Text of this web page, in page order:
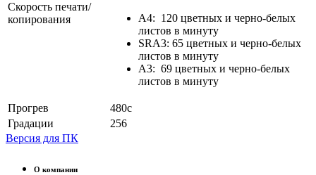
Скорость печати/
копирования
A4: 120 цветных и черно-белых
листов в минуту
SRA3: 65 цветных и черно-белых
листов в минуту
А3: 69 цветных и черно-белых
листов в минуту
Прогрев
480c
Градации
256
Версия для ПК
О компании